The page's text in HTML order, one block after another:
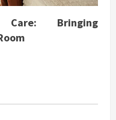
Care: Bringing